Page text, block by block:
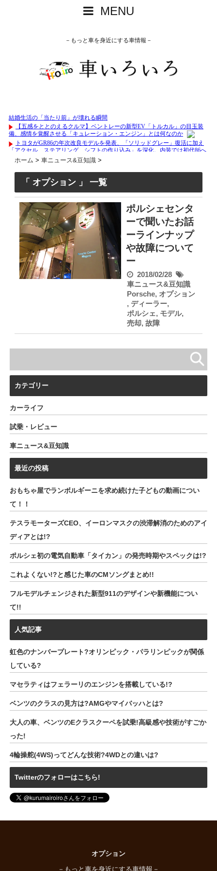
MENU
－もっと車を身近にする車情報－
ホーム > 車ニュース&豆知識 >
「 オプション 」 一覧
ポルシェセンタ
ーで聞いたお話
ーラインナップ
や故障について
ー
2018/02/28
車ニュース&豆知識
Porsche, オプション
, ディーラー,
ポルシェ, モデル,
売却, 故障
カテゴリー
カーライフ
試乗・レビュー
車ニュース&豆知識
最近の投稿
おもちゃ屋でランボルギーニを求め続けた子どもの動画につい
て！！
テスラモーターズCEO、イーロンマスクの渋滞解消のためのアイ
ディアとは!?
ポルシェ初の電気自動車「タイカン」の発売時期やスペックは!?
これよくない!?と感じた車のCMソングまとめ!!
フルモデルチェンジされた新型911のデザインや新機能につい
て!!
人気記事
虹色のナンバープレート?オリンピック・パラリンピックが関係
している?
マセラティはフェラーリのエンジンを搭載している!?
ベンツのクラスの見方は?AMGやマイバッハとは?
大人の車、ベンツのEクラスクーペを試乗!高級感や技術がすごか
った!
4輪操舵(4WS)ってどんな技術?4WDとの違いは?
Twitterのフォローはこちら!
オプション
－もっと車を身近にする車情報－